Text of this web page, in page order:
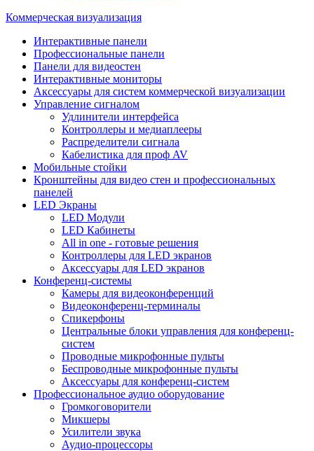
Коммерческая визуализация
Интерактивные панели
Профессиональные панели
Панели для видеостен
Интерактивные мониторы
Аксессуары для систем коммерческой визуализации
Управление сигналом
Удлинители интерфейса
Контроллеры и медиаплееры
Распределители сигнала
Кабелистика для проф AV
Мобильные стойки
Кронштейны для видео стен и профессиональных
панелей
LED Экраны
LED Модули
LED Кабинеты
All in one - готовые решения
Контроллеры для LED экранов
Аксессуары для LED экранов
Конференц-системы
Камеры для видеоконференций
Видеоконференц-терминалы
Спикерфоны
Центральные блоки управления для конференц-
систем
Проводные микрофонные пульты
Беспроводные микрофонные пульты
Аксессуары для конференц-систем
Профессиональное аудио оборудование
Громкоговорители
Микшеры
Усилители звука
Аудио-процессоры